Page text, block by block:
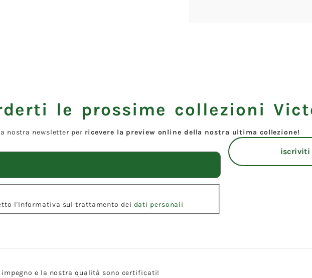
le prossime collezioni
nostra newsletter per ricevere la preview online della nostra ultima collezione!
l'Informativa sul trattamento dei dati personali
e la nostra qualità sono certificati!